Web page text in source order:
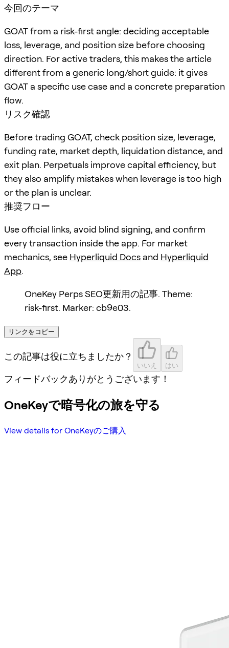
今回のテーマ
GOAT from a risk-first angle: deciding acceptable
loss, leverage, and position size before choosing
direction. For active traders, this makes the article
different from a generic long/short guide: it gives
GOAT a specific use case and a concrete preparation
flow.
リスク確認
Before trading GOAT, check position size, leverage,
funding rate, market depth, liquidation distance, and
exit plan. Perpetuals improve capital efficiency, but
they also amplify mistakes when leverage is too high
or the plan is unclear.
推奨フロー
Use official links, avoid blind signing, and confirm
every transaction inside the app. For market
mechanics, see Hyperliquid Docs and Hyperliquid
App.
OneKey Perps SEO更新用の記事. Theme:
risk-first. Marker: cb9e03.
リンクをコピー
この記事は役に立ちましたか？
いいえ はい
フィードバックありがとうございます！
OneKeyで暗号化の旅を守る
View details for OneKeyのご購入